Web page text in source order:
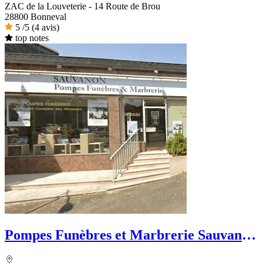
ZAC de la Louveterie - 14 Route de Brou
28800 Bonneval
5 /5 (4 avis)
top notes
Pompes Funèbres et Marbrerie Sauvanon